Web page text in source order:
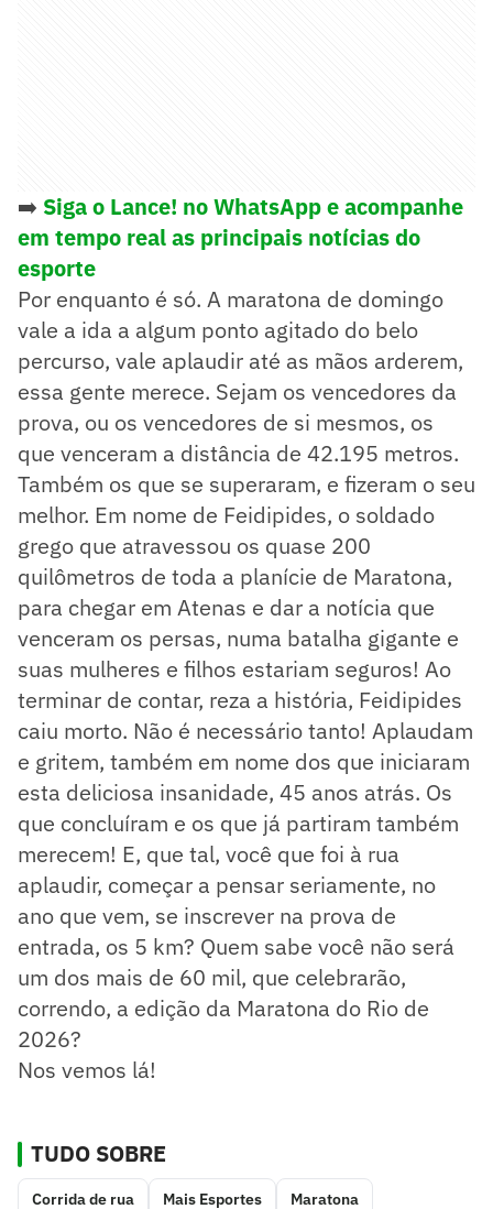
➡️ Siga o Lance! no WhatsApp e acompanhe
em tempo real as principais notícias do
esporte
Por enquanto é só. A maratona de domingo
vale a ida a algum ponto agitado do belo
percurso, vale aplaudir até as mãos arderem,
essa gente merece. Sejam os vencedores da
prova, ou os vencedores de si mesmos, os
que venceram a distância de 42.195 metros.
Também os que se superaram, e fizeram o seu
melhor. Em nome de Feidipides, o soldado
grego que atravessou os quase 200
quilômetros de toda a planície de Maratona,
para chegar em Atenas e dar a notícia que
venceram os persas, numa batalha gigante e
suas mulheres e filhos estariam seguros! Ao
terminar de contar, reza a história, Feidipides
caiu morto. Não é necessário tanto! Aplaudam
e gritem, também em nome dos que iniciaram
esta deliciosa insanidade, 45 anos atrás. Os
que concluíram e os que já partiram também
merecem! E, que tal, você que foi à rua
aplaudir, começar a pensar seriamente, no
ano que vem, se inscrever na prova de
entrada, os 5 km? Quem sabe você não será
um dos mais de 60 mil, que celebrarão,
correndo, a edição da Maratona do Rio de
2026?
Nos vemos lá!
TUDO SOBRE
Corrida de rua Mais Esportes Maratona